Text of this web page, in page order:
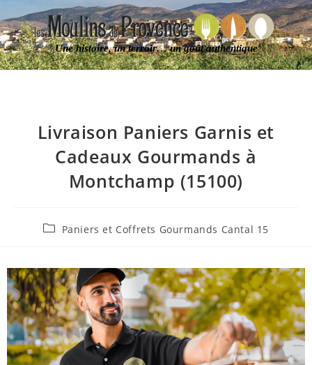
Une histoire, un terroir… un goût authentique
Livraison Paniers Garnis et
Cadeaux Gourmands à
Montchamp (15100)
Paniers et Coffrets Gourmands Cantal 15